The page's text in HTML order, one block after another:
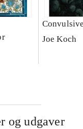
Convulsive
Joe Koch
og udgaver